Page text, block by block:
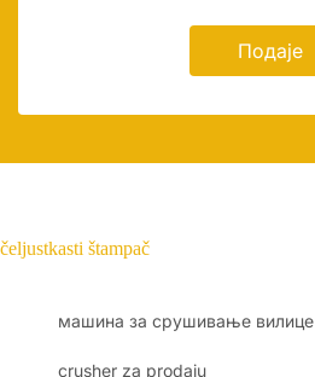
Подаје
čeljustkasti štampač
машина за срушивање вилице
crusher za prodaju